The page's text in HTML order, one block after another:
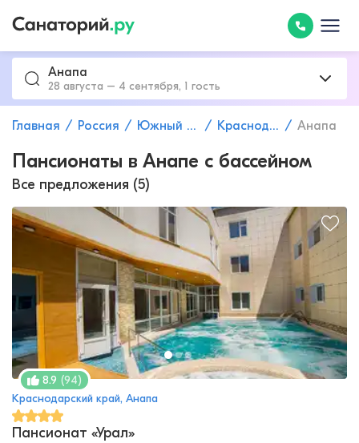
Анапа
28 августа – 4 сентября, 1 гость
Главная Россия Южный федеральный округ Краснодарский край Анапа
Пансионаты в Анапе с бассейном
Все предложения (5)
8.9 (94)
Краснодарский край, Анапа
Пансионат «Урал»